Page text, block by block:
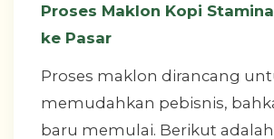
Proses Maklon Kopi
ke Pasar
Proses maklon dirancang
memudahkan pebisnis,
baru memulai. Berikut